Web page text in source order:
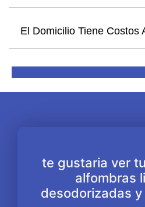
El Domicilio Tiene Costos
te gustaria ver
alfombras
desodorizadas y